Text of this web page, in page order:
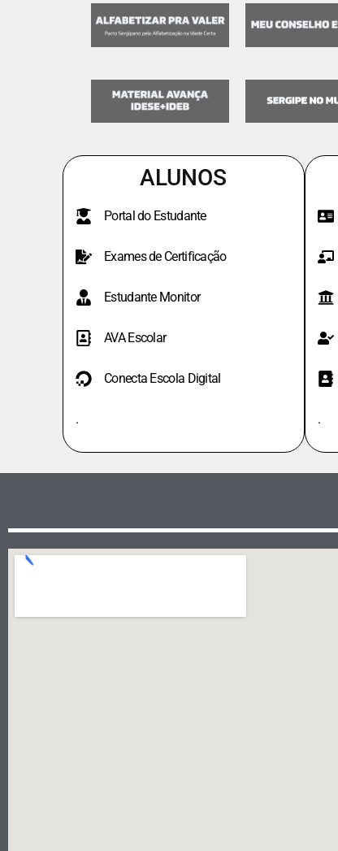
ALUNOS
Portal do Estudante
Exames de Certificação
Estudante Monitor
AVA Escolar
Conecta Escola Digital
. .